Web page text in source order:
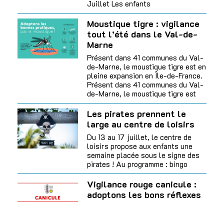
Juillet Les enfants
Moustique tigre : vigilance
tout l’été dans le Val-de-
Marne
Présent dans 41 communes du Val-
de-Marne, le moustique tigre est en
pleine expansion en Île-de-France.
Présent dans 41 communes du Val-
de-Marne, le moustique tigre est
Les pirates prennent le
large au centre de loisirs
Du 13 au 17 juillet, le centre de
loisirs propose aux enfants une
semaine placée sous le signe des
pirates ! Au programme : bingo
Vigilance rouge canicule :
adoptons les bons réflexes